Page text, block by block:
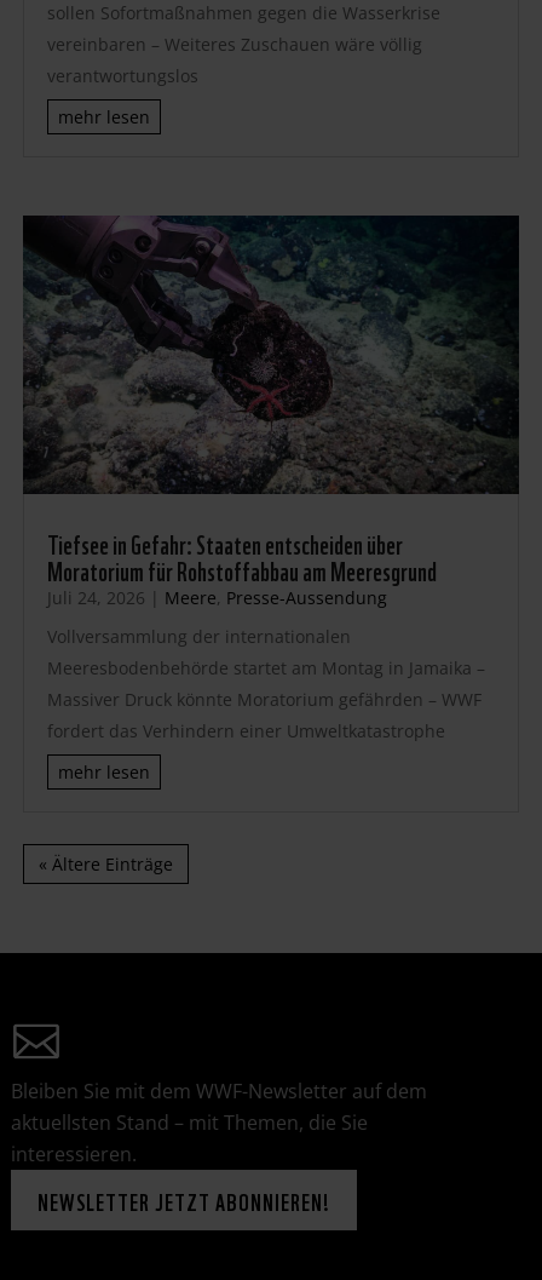
sollen Sofortmaßnahmen gegen die Wasserkrise
vereinbaren – Weiteres Zuschauen wäre völlig
verantwortungslos
mehr lesen
Tiefsee in Gefahr: Staaten entscheiden über
Moratorium für Rohstoffabbau am Meeresgrund
Juli 24, 2026 | Meere, Presse-Aussendung
Vollversammlung der internationalen
Meeresbodenbehörde startet am Montag in Jamaika –
Massiver Druck könnte Moratorium gefährden – WWF
fordert das Verhindern einer Umweltkatastrophe
mehr lesen
« Ältere Einträge
Bleiben Sie mit dem WWF-Newsletter auf dem
aktuellsten Stand – mit Themen, die Sie
interessieren.
NEWSLETTER JETZT ABONNIEREN!